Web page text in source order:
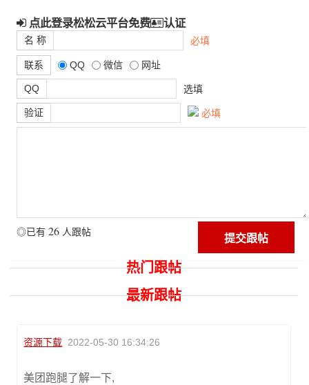
点此登录松松云平台免费 认证
名 称 必填
联系 QQ 微信 网址
QQ 选填
验证 必填
◎已有 26 人跟帖
热门跟帖
最新跟帖
资源下载 2022-05-30 16:34:26
美团跑腿了解一下,